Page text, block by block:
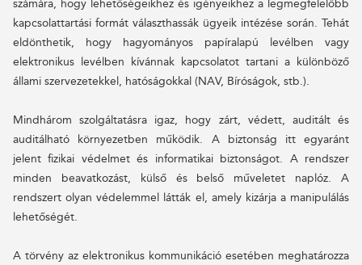
számára, hogy lehetőségeikhez és igényeikhez a legmegfelelőbb
kapcsolattartási formát választhassák ügyeik intézése során. Tehát
eldönthetik, hogy hagyományos papíralapú levélben vagy
elektronikus levélben kívánnak kapcsolatot tartani a különböző
állami szervezetekkel, hatóságokkal (NAV, Bíróságok, stb.).
Mindhárom szolgáltatásra igaz, hogy zárt, védett, auditált és
auditálható környezetben működik. A biztonság itt egyaránt
jelent fizikai védelmet és informatikai biztonságot. A rendszer
minden beavatkozást, külső és belső műveletet naplóz. A
rendszert olyan védelemmel látták el, amely kizárja a manipulálás
lehetőségét.
A törvény az elektronikus kommunikáció esetében meghatározza